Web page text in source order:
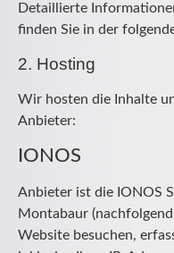
Detaillierte
finden Sie in der
2. Hosting
Wir hosten die Inhalte
Anbieter:
IONOS
Anbieter ist die IONOS
Montabaur
Website besuchen,